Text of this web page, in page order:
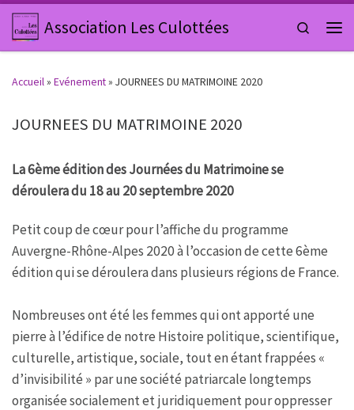
Passer au contenu
Association Les Culottées
Search
Accueil» Evénement» JOURNEES DU MATRIMOINE 2020
JOURNEES DU MATRIMOINE 2020
La 6ème édition des Journées du Matrimoine se
déroulera du 18 au 20 septembre 2020
Petit coup de cœur pour l’affiche du programme
Auvergne-Rhône-Alpes 2020 à l’occasion de cette 6ème
édition qui se déroulera dans plusieurs régions de France.
Nombreuses ont été les femmes qui ont apporté une
pierre à l’édifice de notre Histoire politique, scientifique,
culturelle, artistique, sociale, tout en étant frappées «
d’invisibilité » par une société patriarcale longtemps
organisée socialement et juridiquement pour oppresser